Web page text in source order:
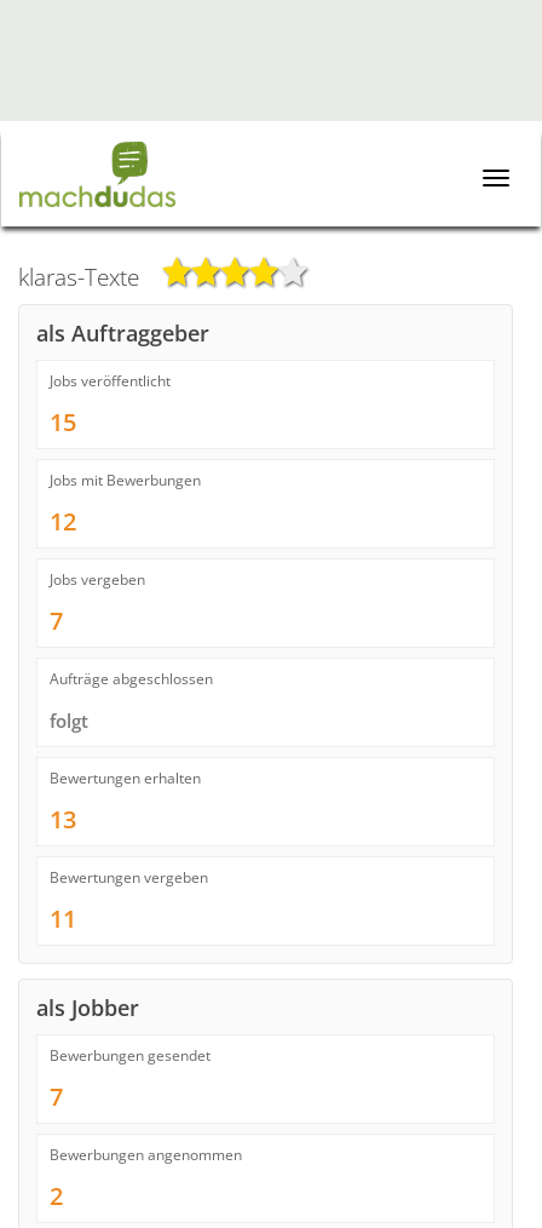
Toggle
klaras-Texte
als Auftraggeber
Jobs veröffentlicht
15
Jobs mit Bewerbungen
12
Jobs vergeben
7
Aufträge abgeschlossen
folgt
Bewertungen erhalten
13
Bewertungen vergeben
11
als Jobber
Bewerbungen gesendet
7
Bewerbungen angenommen
2